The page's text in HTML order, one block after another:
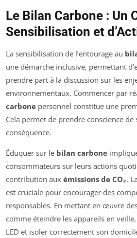
Le Bilan Carbone : Un
Sensibilisation et
La sensibilisation de l’entourage au
une démarche inclusive, permettant
prendre part à la discussion sur les
environnementaux. Commencer par
carbone personnel constitue une
Cela permet de prendre conscience de
conséquence.
Éduquer sur le bilan carbone
consommateurs sur leurs actions
contribution aux émissions de CO₂.
est cruciale pour encourager des
responsables. En mettant en œuvre
comme éteindre les appareils en
LED et isoler correctement son